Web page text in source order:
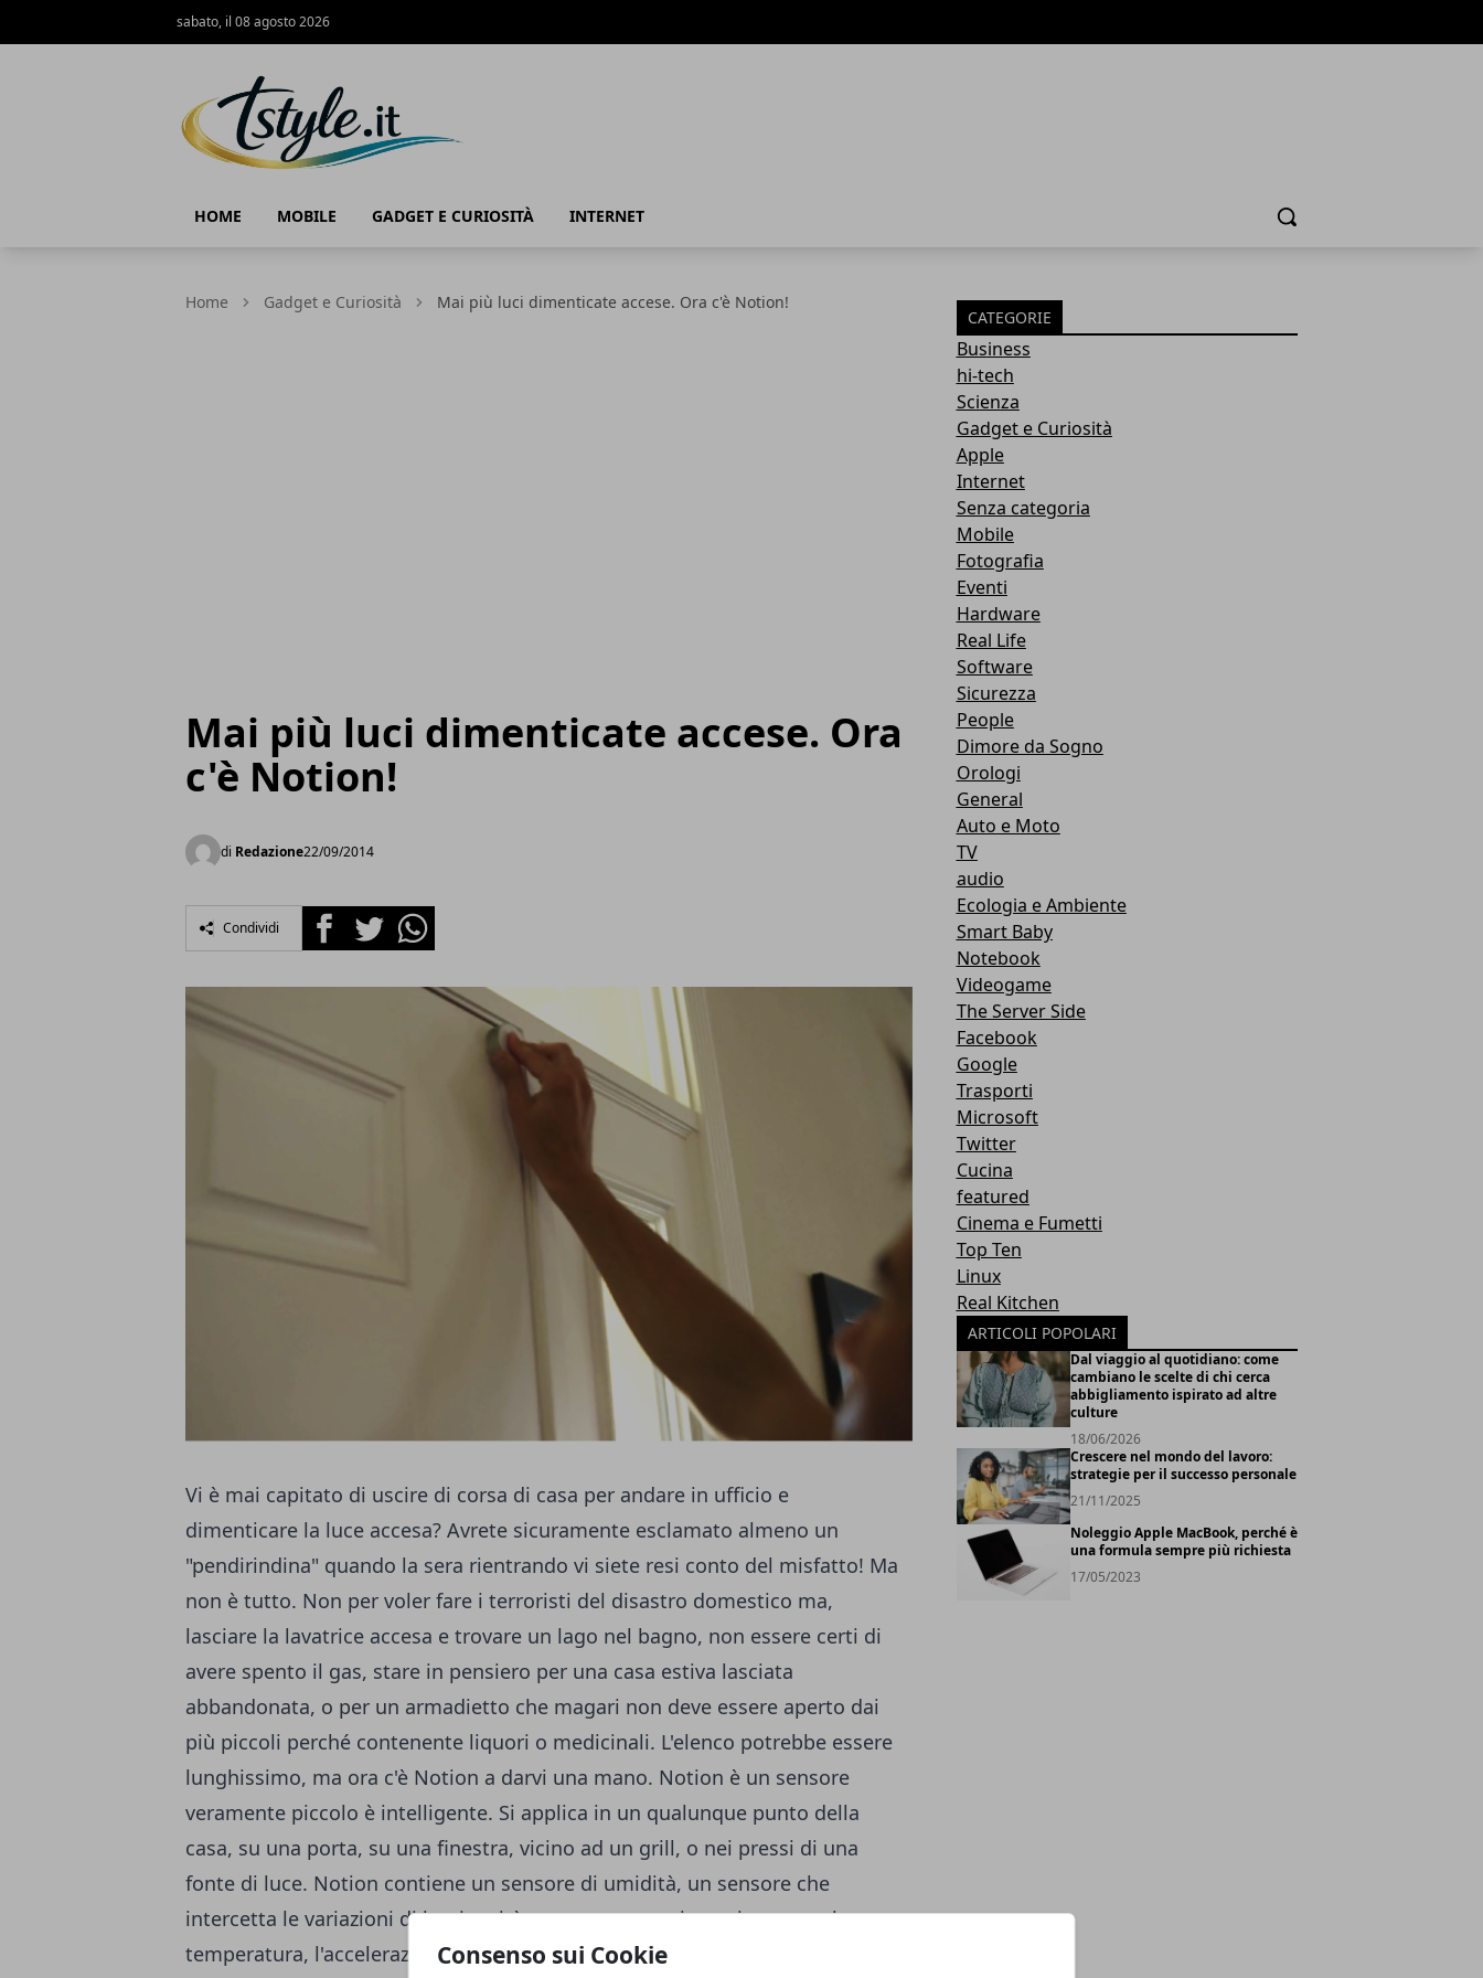
Consenso sui Cookie
sabato, il 08 agosto 2026
HOME MOBILE GADGET E CURIOSITÀ INTERNET Cerca
Home Gadget e Curiosità Mai più luci dimenticate accese. Ora c'è Notion!
Mai più luci dimenticate accese. Ora
c'è Notion!
di Redazione22/09/2014
Condividi FacebookTwitterWhatsapp
Vi è mai capitato di uscire di corsa di casa per andare in ufficio e
dimenticare la luce accesa? Avrete sicuramente esclamato almeno un
"pendirindina" quando la sera rientrando vi siete resi conto del misfatto! Ma
non è tutto. Non per voler fare i terroristi del disastro domestico ma,
lasciare la lavatrice accesa e trovare un lago nel bagno, non essere certi di
avere spento il gas, stare in pensiero per una casa estiva lasciata
abbandonata, o per un armadietto che magari non deve essere aperto dai
più piccoli perché contenente liquori o medicinali. L'elenco potrebbe essere
lunghissimo, ma ora c'è Notion a darvi una mano. Notion è un sensore
veramente piccolo è intelligente. Si applica in un qualunque punto della
casa, su una porta, su una finestra, vicino ad un grill, o nei pressi di una
fonte di luce. Notion contiene un sensore di umidità, un sensore che
intercetta le variazioni di luminosità, un sensore per i suoni, uno per la
temperatura, l'accelerazione, l'orientamento, un sensore di prossimità e
CATEGORIE
Business
hi-tech
Scienza
Gadget e Curiosità
Apple
Internet
Senza categoria
Mobile
Fotografia
Eventi
Hardware
Real Life
Software
Sicurezza
People
Dimore da Sogno
Orologi
General
Auto e Moto
TV
audio
Ecologia e Ambiente
Smart Baby
Notebook
Videogame
The Server Side
Facebook
Google
Trasporti
Microsoft
Twitter
Cucina
featured
Cinema e Fumetti
Top Ten
Linux
Real Kitchen
ARTICOLI POPOLARI
Dal viaggio al quotidiano: come
cambiano le scelte di chi cerca
abbigliamento ispirato ad altre
culture
18/06/2026
Crescere nel mondo del lavoro:
strategie per il successo personale
21/11/2025
Noleggio Apple MacBook, perché è
una formula sempre più richiesta
17/05/2023